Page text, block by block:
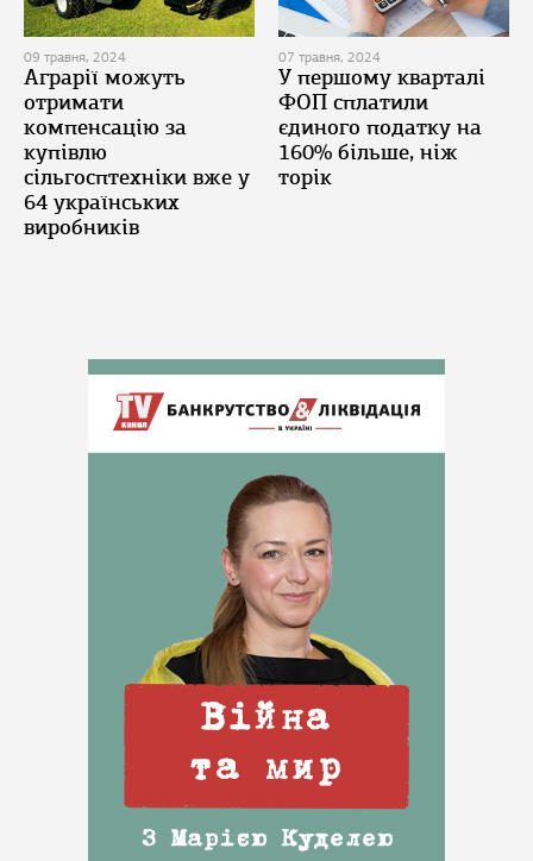
09 травня, 2024
Аграрії можуть
отримати
компенсацію за
купівлю
сільгосптехніки вже у
64 українських
виробників
07 травня, 2024
У першому кварталі
ФОП сплатили
єдиного податку на
160% більше, ніж
торік